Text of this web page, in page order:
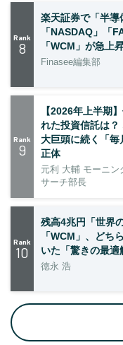
Rank
8
楽天証券で「半導
「NASDAQ」「
「WCM」が急上
Finasee編集部
Rank
9
【2026年上半期
れた投資信託は
大巨頭に続く「毎
正体
元利 大輔 モーニン
サーチ部長
Rank
10
残高4兆円「世界
「WCM」、どち
いた「驚きの最適
徳永 浩